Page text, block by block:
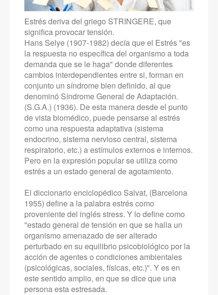
Estrés deriva del griego STRINGERE, que
significa provocar tensión.
Hans Selye (1907-1982) decía que el Estrés "es
la respuesta no específica del organismo a toda
demanda que se le haga" donde diferentes
cambios interdependientes entre si, forman en
conjunto un síndrome bien definido, al que
denominó Síndrome General de Adaptación.
(S.G.A.) (1936). De esta manera desde el punto
de vista biomédico, puede pensarse al estrés
como una respuesta adaptativa (sistema
endocrino, sistema nervioso central, sistema
respiratorio, etc.) a estímulos externos e internos.
Pero en la expresión popular se utiliza como
estrés a un estado general de agotamiento.
El diccionario enciclopédico Salvat, (Barcelona
1955) define a la palabra estrés como
proveniente del inglés stress. Y lo define como
"estado general de tensión en que se halla un
organismo amenazado de ser alterado
perturbado en su equilibrio psicobiológico por la
acción de agentes o condiciones ambientales
(psicológicas, sociales, físicas, etc.)". Y es en
este sentido amplio, en que se dice que una
persona esta estresada.